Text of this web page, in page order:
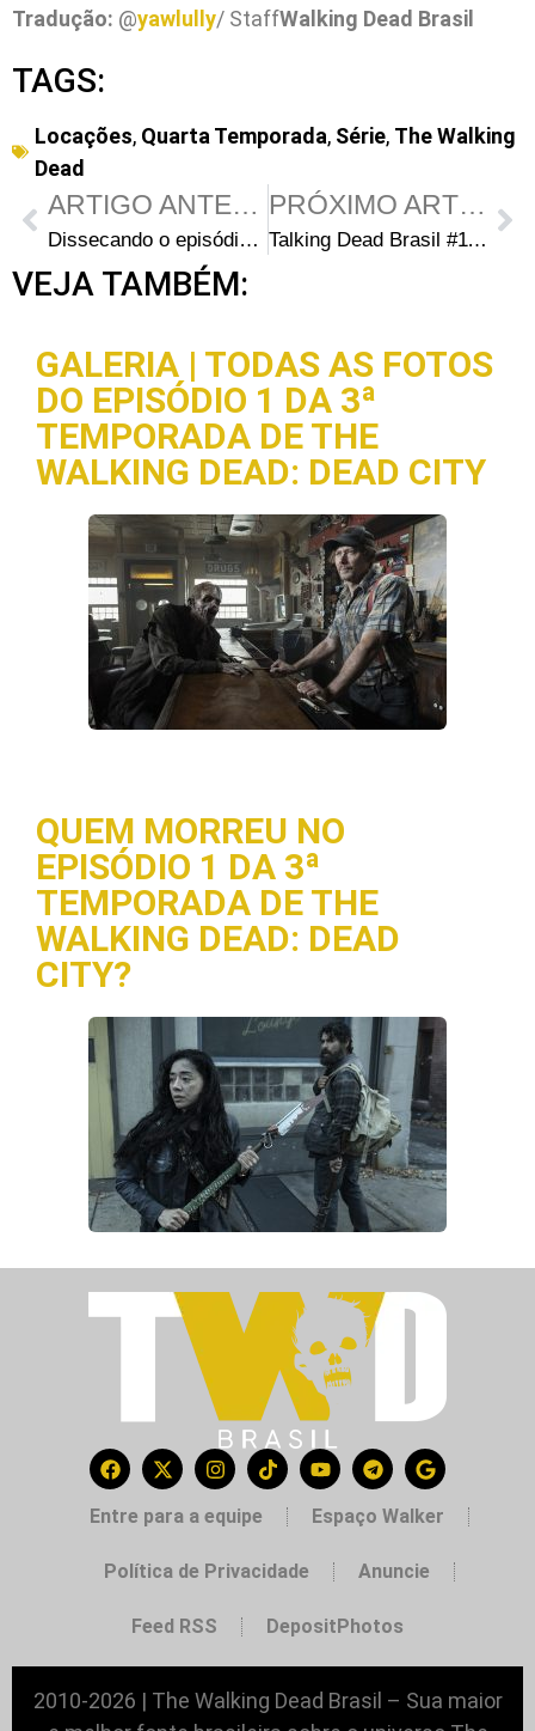
Tradução: @yawlully/ StaffWalking Dead Brasil
TAGS:
Locações, Quarta Temporada, Série, The Walking
Dead
ARTIGO ANTERIOR
Dissecando o episódio S04E02 “Infected”: Scott Gimple fala sobre o terror dentro da prisão
PRÓXIMO ARTIGO
Talking Dead Brasil #11 – Greg Nicotero, Doug Benson e Hayley Williams
VEJA TAMBÉM:
GALERIA | TODAS AS FOTOS
DO EPISÓDIO 1 DA 3ª
TEMPORADA DE THE
WALKING DEAD: DEAD CITY
QUEM MORREU NO
EPISÓDIO 1 DA 3ª
TEMPORADA DE THE
WALKING DEAD: DEAD
CITY?
Entre para a equipe Espaço Walker
Política de Privacidade Anuncie
Feed RSS DepositPhotos
2010-2026 | The Walking Dead Brasil – Sua maior